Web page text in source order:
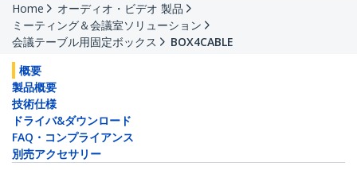
Home
オーディオ・ビデオ 製品
ミーティング＆会議室ソリューション
会議テーブル用固定ボックス
BOX4CABLE
概要
製品概要
技術仕様
ドライバ&ダウンロード
FAQ・コンプライアンス
別売アクセサリー